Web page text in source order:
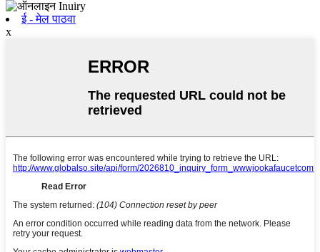
ई - मेल पाठवा
x